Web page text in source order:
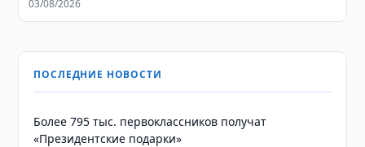
03/08/2026
ПОСЛЕДНИЕ НОВОСТИ
Более 795 тыс. первоклассников получат
«Президентские подарки»